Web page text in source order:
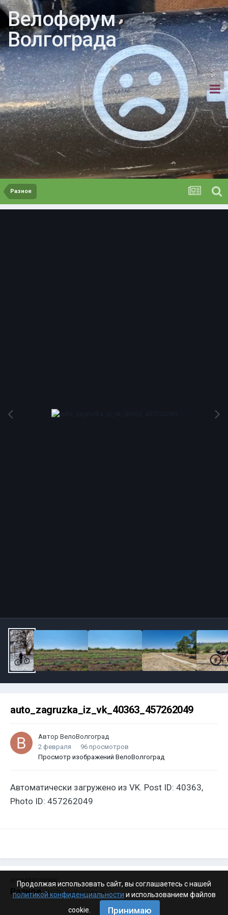
Велофорум
Волгограда
Разное
auto_zagruzka_iz_vk_40363_457262049
Автор ВелоВолгоград
2 февраля
96 просмотров
Просмотр изображений ВелоВолгоград
Автоматически загружено из VK. Post ID: 40363,
Photo ID: 457262049
ИЗ КАТЕГОРИИ:
Разное · 4 199 изображений
Продолжая использовать сайт, вы соглашаетесь с нашей
политикой конфиденциальности и использованием файлов
cookie.
Принимаю